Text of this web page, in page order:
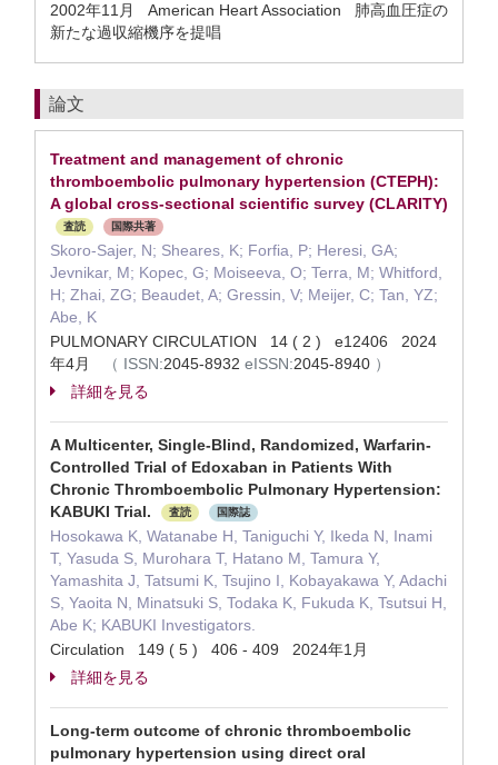
2002年11月 American Heart Association 肺高血圧症の
新たな過収縮機序を提唱
論文
Treatment and management of chronic
thromboembolic pulmonary hypertension (CTEPH):
A global cross-sectional scientific survey (CLARITY)
査読 国際共著
Skoro-Sajer, N; Sheares, K; Forfia, P; Heresi, GA;
Jevnikar, M; Kopec, G; Moiseeva, O; Terra, M; Whitford,
H; Zhai, ZG; Beaudet, A; Gressin, V; Meijer, C; Tan, YZ;
Abe, K
PULMONARY CIRCULATION 14 ( 2 ) e12406 2024
年4月
（ ISSN:2045-8932 eISSN:2045-8940 ）
詳細を見る
A Multicenter, Single-Blind, Randomized, Warfarin-
Controlled Trial of Edoxaban in Patients With
Chronic Thromboembolic Pulmonary Hypertension:
KABUKI Trial.
査読 国際誌
Hosokawa K, Watanabe H, Taniguchi Y, Ikeda N, Inami
T, Yasuda S, Murohara T, Hatano M, Tamura Y,
Yamashita J, Tatsumi K, Tsujino I, Kobayakawa Y, Adachi
S, Yaoita N, Minatsuki S, Todaka K, Fukuda K, Tsutsui H,
Abe K; KABUKI Investigators.
Circulation 149 ( 5 ) 406 - 409 2024年1月
詳細を見る
Long-term outcome of chronic thromboembolic
pulmonary hypertension using direct oral